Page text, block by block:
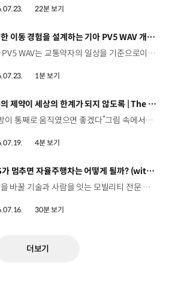
22분 보기
상]
무한한 이동 경험을 설계하는 기아 PV5 WAV 개발 스토리 | The Moving Room
기아 PV5 WAV는 교통약자의 일상을 기준으로이동 과정을 다시 설계했습니다. 탑승자의 목적에 맞게 확장되는 모빌리티, PV5 WAV 개발 스토리를 영상으로 확인해 보세요. #현대자동차그룹 #TheMovingRoom #기아 #PV5 #PV5WAV #PBV #목적기반모빌리티
1분 보기
상]
이동의 제약이 세상의 한계가 되지 않도록 | The Moving Room
“이 방이 통째로 움직였으면 좋겠다”그림 속에서만 그리던 여행이 현실이 되기까지 기아 PV5 WAV는 필요한 의료 장비를 싣고가족과 한 공간에서 함께 떠날 수 있도록이동의 경험을 다시 설계했습니다. 같은 풍경을 보고, 같은 순간을 나누는 일현대자동차그룹은 모두를 위한 이동을 만들어갑니다. #현대자동차그룹 #TheMovingRoom #PV5 #기아 #목적기반모빌리티 #PV5WAV #PBV
4분 보기
상]
GPS가 멈추면 자율주행차는 어떻게 될까? (with 우주먼지, 항성) | 현대진행형 팟캐스트 EP. 19
세상을 바꿀 기술과 사람을 잇는 모빌리티 전문 팟캐스트, 현대진행형. 🔊 과학커뮤니케이터 이독실, 여도은 앵커,그리고 새로운 얼굴, 천문학자 우주먼지, 과학 커뮤니케이터 항성과 함께 돌아왔습니다. 열아홉 번째 에피소드에서는 우리에게 익숙한 GPS를 주제로내비게이션이 내 위치를 파악하는 기본 원리부터터널과 도심에서 GPS 정보에 오차가 발생하는 이유,그리고 자율주행 기술과 어떤 방식으로 연결되는지 살펴봅니다. 하늘의 별을 보고 길을 찾던 시대에서오늘날 GPS가 모빌리티를 움직이게 되기까지의 이야기.현대진행형 19편에서 확인해 보세요. 현대진행형 팟빵 ▶현대진행형 애플 팟캐스트 ▶현대진행형 스포티파이 ▶ 00:00 하이라이트00:24 인트로 / 자기소개02:25 별을 보며 길을 찾던 시대03:55 GPS가 내 위치를 찾는 원리05:39 내비게이션은 왜 가끔 엉뚱한 길로 갈까?08:56 어느 날 GPS가 일제히 멈춘다면?09:39 GPS가 멈추면 자율주행차는 어떻게 될까11:21 더 안전하게 길을 읽는 센서퓨전 기술12:30 자율주행 시대, 도로도 함께 진화해야 한다15:51 길을 잘 찾는 자율주행, '촉'이 생길 수 있을까?19:10 GPS가 어려워하는 '높이'를 예측하려면20:42 자율주행 시대의 고정밀 지도, 솔맵23:38 내비게이션 길 찾기 알고리즘과 새로운 기능들26:11 별자리를 찾아주는 선루프? 천문학자가 미래 자동차에 바라는 것28:30 이동 경험을 확장하는 미래 모빌리티의 역할 *본 영상에 포함된 참여자의 의견은 현대자동차그룹의 공식 입장과 다를 수 있습니다. #현대자동차그룹 #현대진행형 #모빌리티팟캐스트 #GPS #인공위성 #자율주행 #센서퓨전 #모빌리티 #팟캐스트
30분 보기
더보기